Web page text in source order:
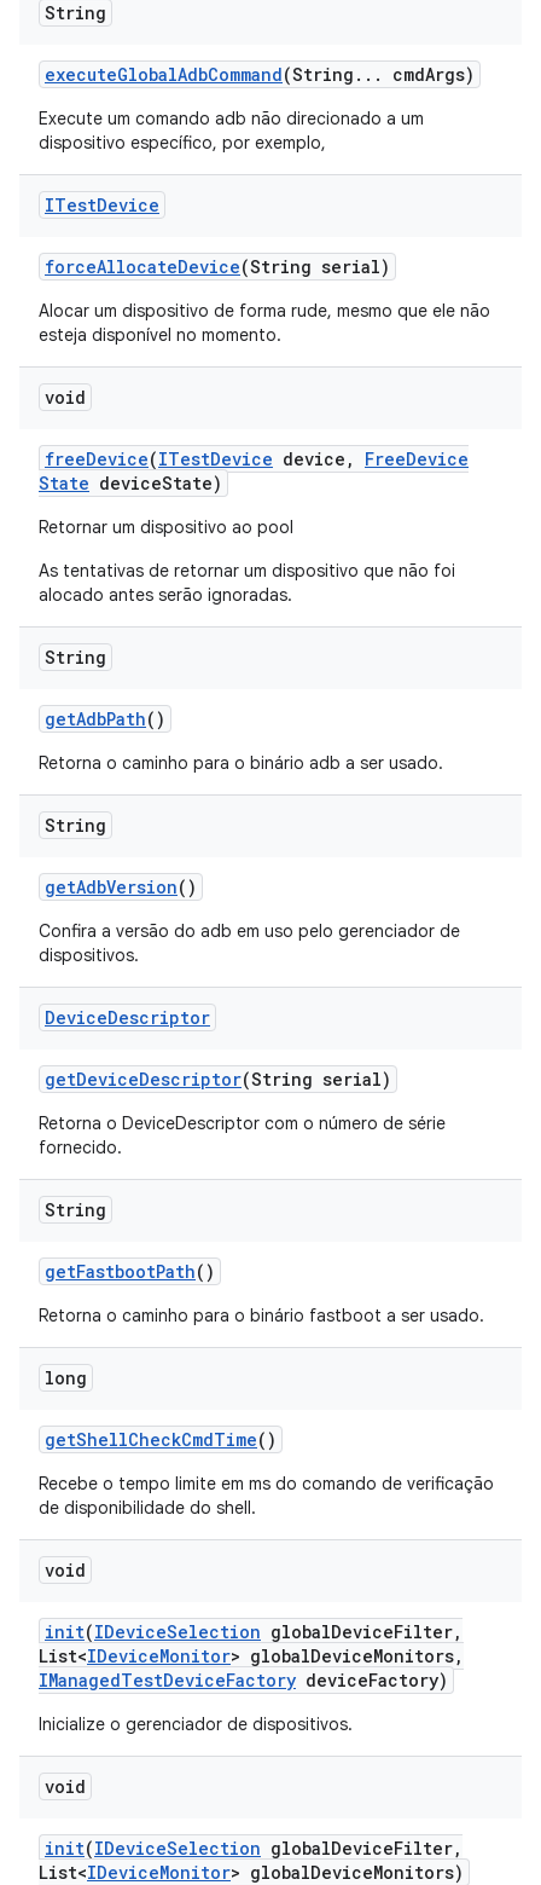
String
executeGlobalAdbCommand(String . . . cmdArgs)
Execute um comando adb não direcionado a um
dispositivo específico, por exemplo,
ITestDevice
forceAllocateDevice(String serial)
Alocar um dispositivo de forma rude, mesmo que ele não
esteja disponível no momento.
void
freeDevice(ITestDevice device , FreeDevice
State deviceState)
Retornar um dispositivo ao pool
As tentativas de retornar um dispositivo que não foi
alocado antes serão ignoradas.
String
getAdbPath()
Retorna o caminho para o binário adb a ser usado.
String
getAdbVersion()
Confira a versão do adb em uso pelo gerenciador de
dispositivos.
DeviceDescriptor
getDeviceDescriptor(String serial)
Retorna o DeviceDescriptor com o número de série
fornecido.
String
getFastbootPath()
Retorna o caminho para o binário fastboot a ser usado.
long
getShellCheckCmdTime()
Recebe o tempo limite em ms do comando de verificação
de disponibilidade do shell.
void
init(IDeviceSelection globalDeviceFilter,
List<IDeviceMonitor> globalDeviceMonitors,
IManagedTestDeviceFactory deviceFactory)
Inicialize o gerenciador de dispositivos.
void
init(IDeviceSelection globalDeviceFilter,
List<IDeviceMonitor> globalDeviceMonitors)